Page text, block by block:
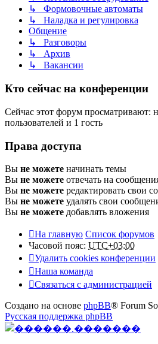
↳ Формовочные автоматы
↳ Наладка и регулировка
Общение
↳ Разговоры
↳ Архив
↳ Вакансии
Кто сейчас на конференции
Сейчас этот форум просматривают:
пользователей и 1 гость
Права доступа
Вы не можете начинать темы
Вы не можете отвечать на
Вы не можете редактировать свои
Вы не можете удалять свои
Вы не можете добавлять вложения
На главную Список форумов
Часовой пояс: UTC+03:00
Удалить cookies конференции
Наша команда
Связаться с администрацией
Создано на основе phpBB® Forum
Русская поддержка phpBB